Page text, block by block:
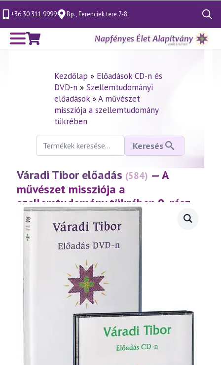
+36 30 311 9999 Bp., Ferenciek tere 7-8.
Search
for:
Kezdőlap » Előadások CD-n és
DVD-n» Szellemtudományi
előadások»A művészet
missziója a szellemtudomány
tükrében
Keresés
következőre:
Keresés
Váradi Tibor előadás (584) — A
művészet missziója a
szellemtudomány tükrében 9. rész –
Szakrális építészet
(2011.10.14.)